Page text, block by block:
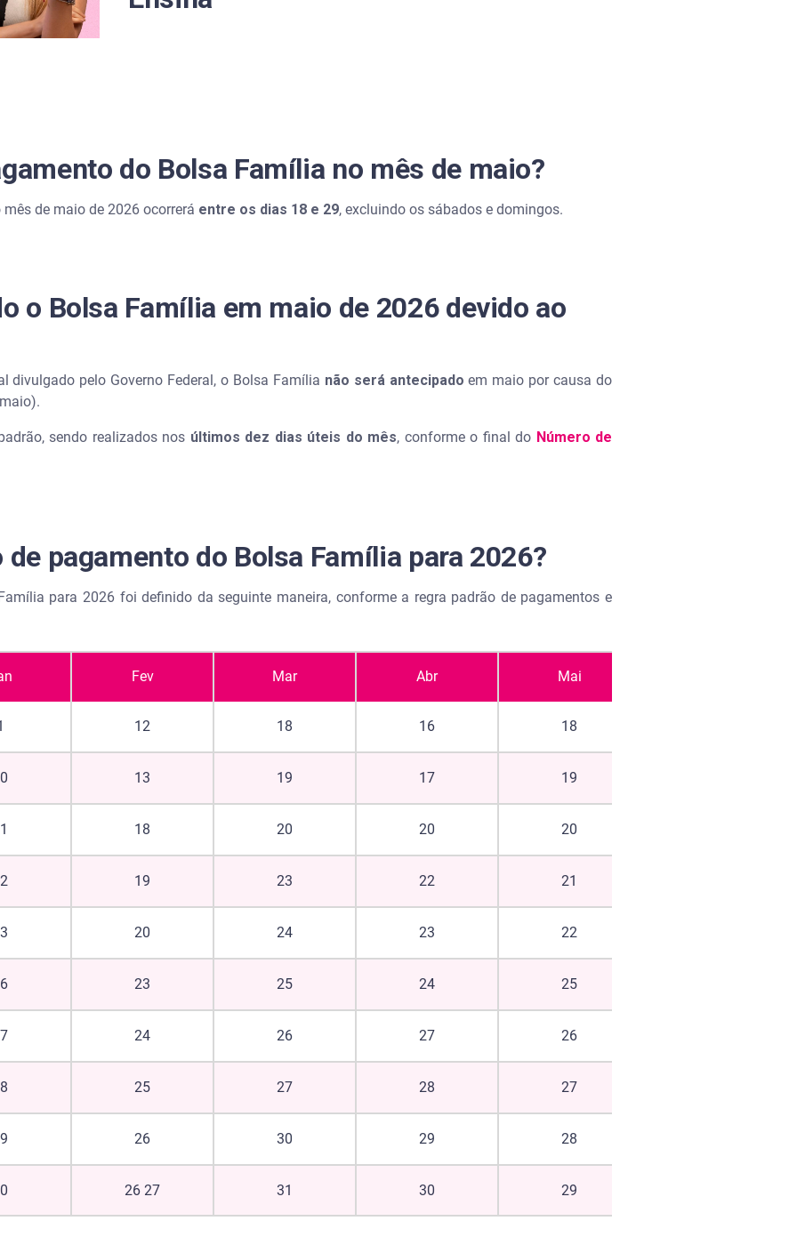
Bolsa Família de maio
para R$ 705?
do meu benefício?
do Bolsa Família no mês de maio?
de maio de 2026 ocorrerá entre os dias 18 e 29, excluindo os sábados e domingos.
o Bolsa Família em maio de 2026 devido ao
divulgado pelo Governo Federal, o Bolsa Família não será antecipado em maio por causa do
sendo realizados nos últimos dez dias úteis do mês, conforme o final do Número de
pagamento do Bolsa Família para 2026?
para 2026 foi definido da seguinte maneira, conforme a regra padrão de pagamentos e
Fev Mar Abr Mai
12 18 16 18
13 19 17 19
18 20 20 20
19 23 22 21
20 24 23 22
23 25 24 25
24 26 27 26
25 27 28 27
26 30 29 28
26 27 31 30 29